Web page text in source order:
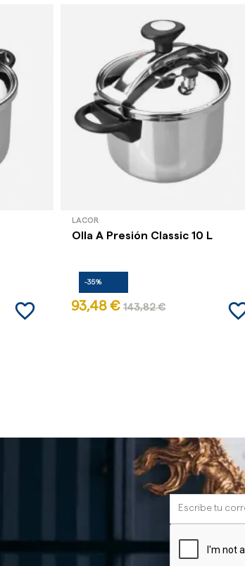
favorite_border
LACOR
Olla A Presión Classic 10 L
-35%
93,48 € 143,82 €